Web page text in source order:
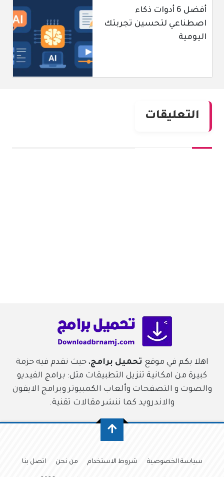
أفضل 6 أدوات ذكاء
اصطناعي لتحسين تجربتك
اليومية
التعليقات
اهلا بكم في موقع تحميل برامج، حيث نقدم فيه حزمة
كبيرة من امكانية تنزيل التطبيقات مثل: برامج الفيديو
والصوت و التصفحات وألعاب الكمبيوتر وبرامج الايفون
والاندرويد كما ننشر مقالات تقنية.
سياسة الخصوصية شروط الاستخدام من نحن اتصل بنا